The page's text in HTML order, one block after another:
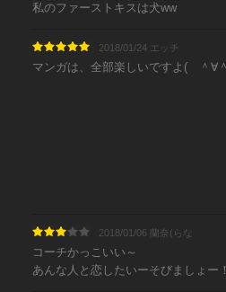
私のファーストキスは犬ww
2018/01/24 エッチ
マンガは、全部楽しいですよ( ＾∀
2018/01/06 蘭奈(らな
コーチかっこいい～
あんな人と恋したいーそびましょー！